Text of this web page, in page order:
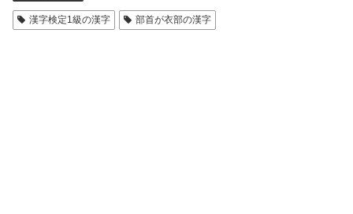
漢字検定1級の漢字 部首が衣部の漢字